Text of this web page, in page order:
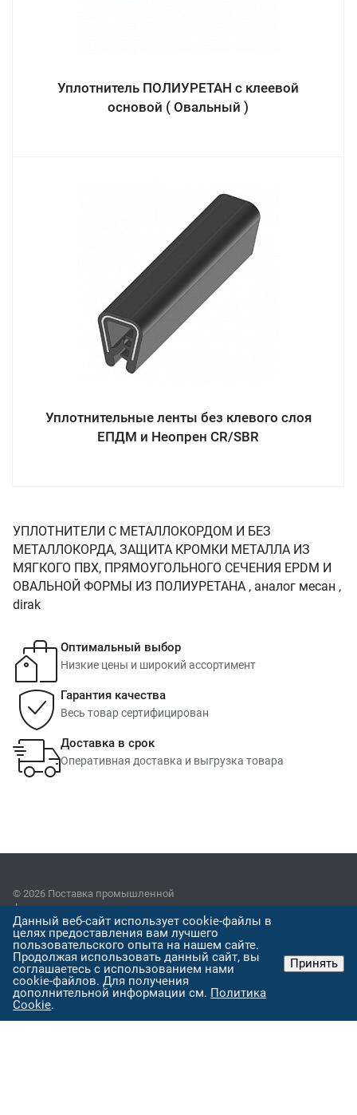
Уплотнитель ПОЛИУРЕТАН с клеевой
основой ( Овальный )
Уплотнительные ленты без клевого слоя
ЕПДМ и Неопрен CR/SBR
УПЛОТНИТЕЛИ С МЕТАЛЛОКОРДОМ И БЕЗ
МЕТАЛЛОКОРДА, ЗАЩИТА КРОМКИ МЕТАЛЛА ИЗ
МЯГКОГО ПВХ, ПРЯМОУГОЛЬНОГО СЕЧЕНИЯ EPDM И
ОВАЛЬНОЙ ФОРМЫ ИЗ ПОЛИУРЕТАНА , аналог месан ,
dirak
Оптимальный выбор
Низкие цены и широкий ассортимент
Гарантия качества
Весь товар сертифицирован
Доставка в срок
Оперативная доставка и выгрузка товара
© 2026 Поставка промышленной
фурнитуры:замки,петли,уплотнитель,ручки из полиамида,изделия
из нержавеющей стали, кабельные клицы (хомуты) и т.д.
Пользовательское соглашение
Версия для печати
Данный веб-сайт использует cookie-файлы в
целях предоставления вам лучшего
пользовательского опыта на нашем сайте.
Продолжая использовать данный сайт, вы
соглашаетесь с использованием нами
cookie-файлов. Для получения
дополнительной информации см. Политика
Cookie.
Принять